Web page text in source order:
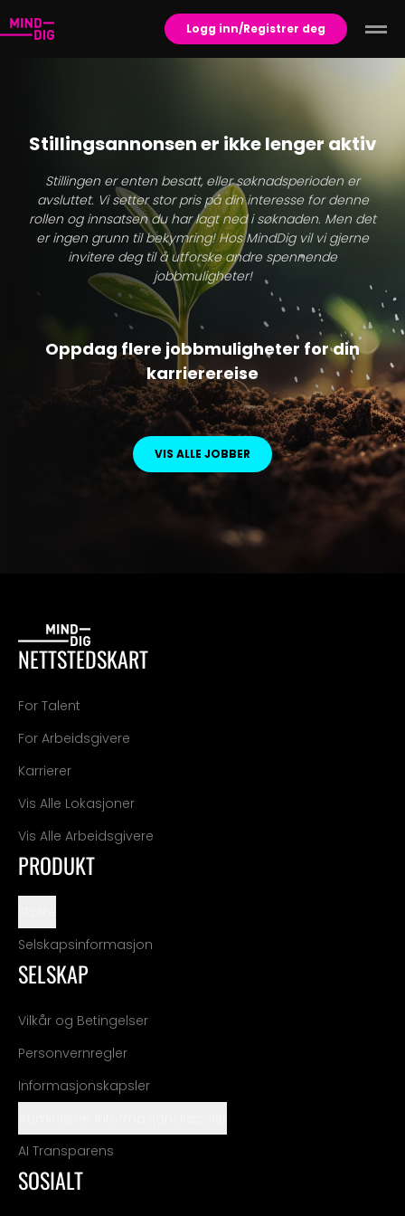
Logg inn/Registrer deg
Stillingsannonsen er ikke lenger aktiv
Stillingen er enten besatt, eller søknadsperioden er
avsluttet. Vi setter stor pris på din interesse for denne
rollen og innsatsen du har lagt ned i søknaden. Men det
er ingen grunn til bekymring! Hos MindDig vil vi gjerne
invitere deg til å utforske andre spennende
jobbmuligheter!
Oppdag flere jobbmuligheter for din
karrierereise
VIS ALLE JOBBER
NETTSTEDSKART
For Talent
For Arbeidsgivere
Karrierer
Vis Alle Lokasjoner
Vis Alle Arbeidsgivere
PRODUKT
Selskapsinformasjon
SELSKAP
Vilkår og Betingelser
Personvernregler
Informasjonskapsler
AI Transparens
SOSIALT